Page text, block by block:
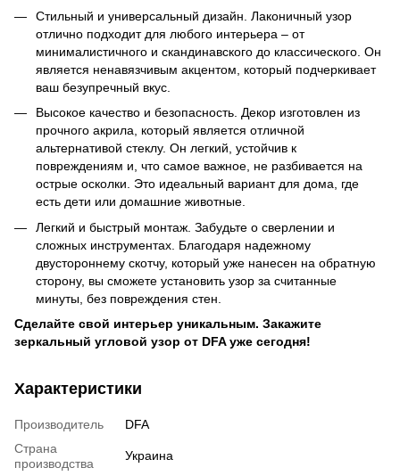
Стильный и универсальный дизайн. Лаконичный узор
отлично подходит для любого интерьера – от
минималистичного и скандинавского до классического. Он
является ненавязчивым акцентом, который подчеркивает
ваш безупречный вкус.
Высокое качество и безопасность. Декор изготовлен из
прочного акрила, который является отличной
альтернативой стеклу. Он легкий, устойчив к
повреждениям и, что самое важное, не разбивается на
острые осколки. Это идеальный вариант для дома, где
есть дети или домашние животные.
Легкий и быстрый монтаж. Забудьте о сверлении и
сложных инструментах. Благодаря надежному
двустороннему скотчу, который уже нанесен на обратную
сторону, вы сможете установить узор за считанные
минуты, без повреждения стен.
Сделайте свой интерьер уникальным. Закажите
зеркальный угловой узор от DFA уже сегодня!
Характеристики
Производитель
DFA
Страна
производства
Украина